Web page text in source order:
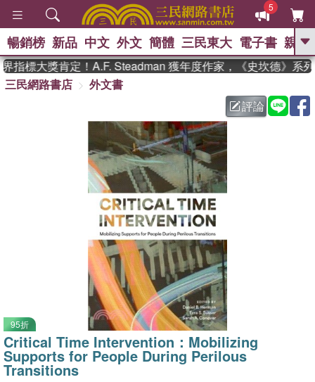
5
GO
父親節 、 花開錦
方念華 、 台灣的
李登輝時代 、 數學女孩：黎曼猜想
、 偉大的迷走神經 、
群喵 、 臺灣漫遊錄
暢銷榜 新品 中文 外文 簡體 三民東大 電子書 親子
指標大獎肯定！A.F. Steadman 獲年度作家，《史坎德》系列
三民網路書店
外文書
評論
95折
Critical Time Intervention：Mobilizing
Supports for People During Perilous
Transitions